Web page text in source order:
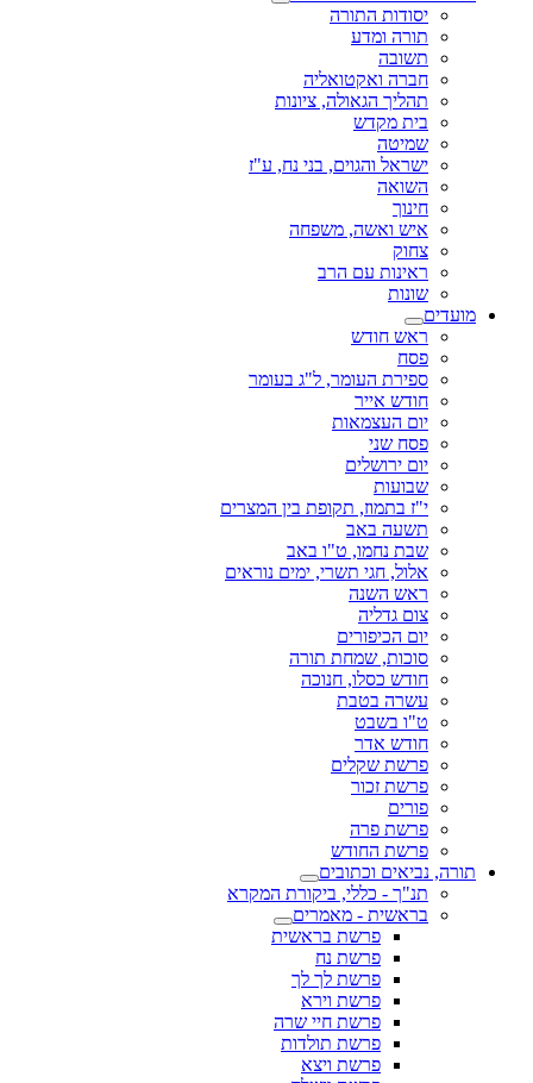
יסודות התורה
תורה ומדע
תשובה
חברה ואקטואליה
תהליך הגאולה, ציונות
בית מקדש
שמיטה
ישראל והגוים, בני נח, ע"ז
השואה
חינוך
איש ואשה, משפחה
צחוק
ראינות עם הרב
שונות
מועדים
ראש חודש
פסח
ספירת העומר, ל"ג בעומר
חודש אייר
יום העצמאות
פסח שני
יום ירושלים
שבועות
י"ז בתמוז, תקופת בין המצרים
תשעה באב
שבת נחמו, ט"ו באב
אלול, חגי תשרי, ימים נוראים
ראש השנה
צום גדליה
יום הכיפורים
סוכות, שמחת תורה
חודש כסלו, חנוכה
עשרה בטבת
ט"ו בשבט
חודש אדר
פרשת שקלים
פרשת זכור
פורים
פרשת פרה
פרשת החודש
תורה, נביאים וכתובים
תנ"ך - כללי, ביקורת המקרא
בראשית - מאמרים
פרשת בראשית
פרשת נח
פרשת לך לך
פרשת וירא
פרשת חיי שרה
פרשת תולדות
פרשת ויצא